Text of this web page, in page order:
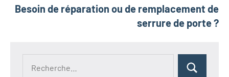
Besoin de réparation ou de remplacement de
serrure de porte ?
Rechercher